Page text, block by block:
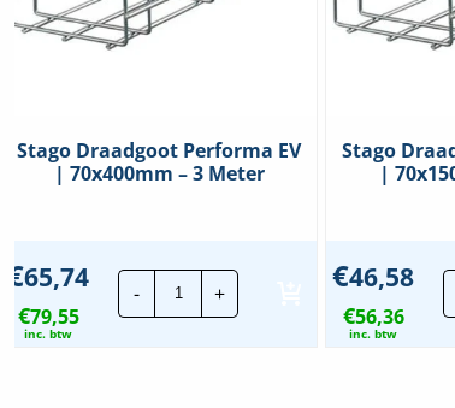
Stago Draadgoot Performa EV
| 70x400mm – 3 Meter
€65,74
€79,55
inc. btw
-
Stago
Draadgoot
Performa
+
Stago
|
€46,58
€56,36
inc. btw